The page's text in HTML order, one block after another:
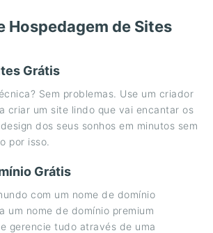
Hospedagem de Sites
Grátis
Sem problemas. Use um criador
criar um site lindo que vai encantar os
dos seus sonhos em minutos sem
por isso.
Grátis
com um nome de domínio
um nome de domínio premium
gerencie tudo através de uma